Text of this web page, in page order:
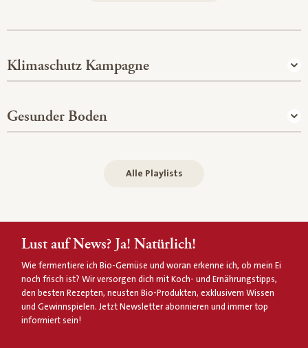
Klimaschutz Kampagne
Gesunder Boden
Alle Playlists
Lust auf News? Ja! Natürlich!
Wie fermentiere ich Bio-Gemüse und woran erkenne ich, ob mein Ei
noch frisch ist? Wir versorgen dich mit Koch- und Ernährungstipps,
den besten Rezepten, neusten Bio-Produkten, exklusivem Wissen
und Gewinnspielen. Jetzt Newsletter abonnieren und immer top
informiert sein!